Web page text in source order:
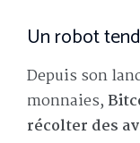
Un robot
Depuis son
monnaies,
récolter des